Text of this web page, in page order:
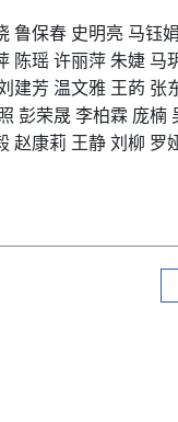
鲁保春 史明亮 马钰娟
陈瑶 许丽萍 朱婕 马
建芳 温文雅 王菂 张
彭荣晟 李柏霖 庞楠
赵康莉 王静 刘柳 罗